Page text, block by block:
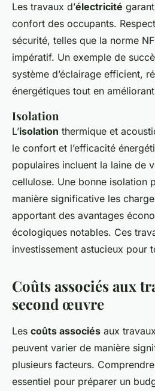
Les travaux d’électricité
confort des occupants.
sécurité, telles que la norme
impératif. Un exemple de
système d’éclairage efficient,
énergétiques tout en améliorant
Isolation
L’isolation thermique et
le confort et l’efficacité
populaires incluent la laine de
cellulose. Une bonne isolation
manière significative les
apportant des avantages
écologiques notables. Ces
investissement astucieux pour
Coûts associés aux
second œuvre
Les coûts associés aux
peuvent varier de manière
plusieurs facteurs.
essentiel pour préparer un